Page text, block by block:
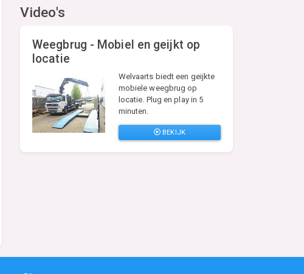
Video's
Weegbrug - Mobiel en geijkt op
locatie
Welvaarts biedt een geijkte
mobiele weegbrug op
locatie. Plug en play in 5
minuten.
BEKIJK